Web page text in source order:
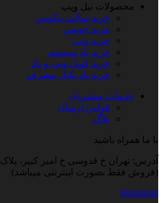
محصولات نیل ویپ
خرید سالت نیکوتین
خرید جویس
خرید ویپ
خرید پاد سیستم
خرید کویل ویپ و پاد
خرید پاد یکبار مصرف
خدمات مشتریان
قوانین ارسال
بلاگ
با ما همراه باشید
آدرس: تهران خ قدوسی خ امیر کبیر، پلاک 256 واحد6
(فروش فقط بصورت اینترنتی میباشد)
Instagram